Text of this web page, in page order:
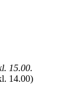
15.00.
14.00)